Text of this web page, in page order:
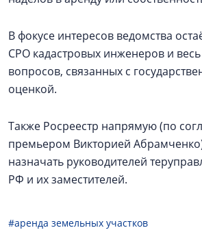
В фокусе интересов ведомства
СРО кадастровых инженеров и
вопросов, связанных с
оценкой.
Также Росреестр напрямую (по
премьером Викторией
назначать руководителей
РФ и их заместителей.
#аренда земельных участков